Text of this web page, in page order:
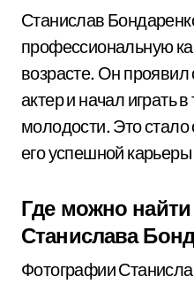
Станислав
профессиональную
возрасте. Он проявил
актер и начал играть
молодости. Это стало
его успешной
Где можно
Станислава
Фотографии